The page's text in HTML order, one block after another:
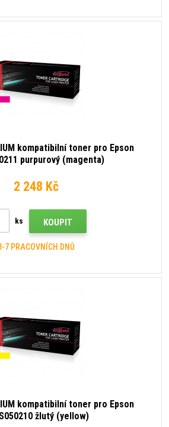
kompatibilní toner pro Epson
purpurový (magenta)
2 248 Kč
ks KOUPIT
7 PRACOVNÍCH DNŮ
kompatibilní toner pro Epson
žlutý (yellow)